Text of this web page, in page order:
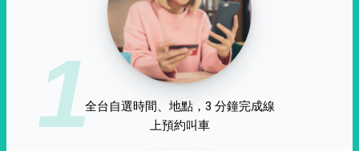
1全台自選時間、地點，3 分鐘完成線
上預約叫車